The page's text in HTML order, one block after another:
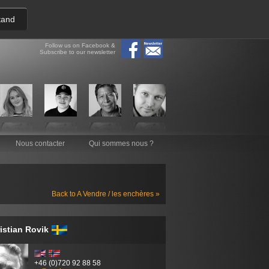
Follow us on Facebook &
Subscribe to our newsletter
Nous contacter Qui sommes nous ?
Back to A Vendre / les enchères »
Rovik
+46 (0)720 92 88 58